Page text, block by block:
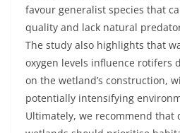
favour generalist species that
quality and lack natural
The study also highlights that
oxygen levels influence rotifers
on the wetland’s construction,
potentially intensifying
Ultimately, we recommend that